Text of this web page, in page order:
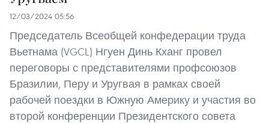
12/03/2024 05:56
Председатель Всеобщей конфедерации труда
Вьетнама (VGCL) Нгуен Динь Кханг провел
переговоры с представителями профсоюзов
Бразилии, Перу и Уругвая в рамках своей
рабочей поездки в Южную Америку и участия во
второй конференции Президентского совета